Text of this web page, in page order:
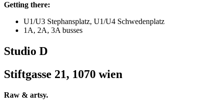
Getting there:
U1/U3 Stephansplatz, U1/U4 Schwedenplatz
1A, 2A, 3A busses
Studio D
Stiftgasse 21, 1070 wien
Raw & artsy.